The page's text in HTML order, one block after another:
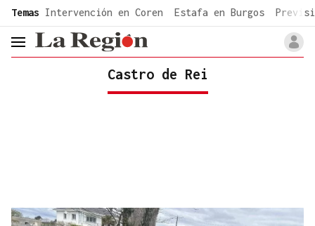
common.go-to-content
Temas Intervención en Coren Estafa en Burgos
header.menu.open
Castro de Rei